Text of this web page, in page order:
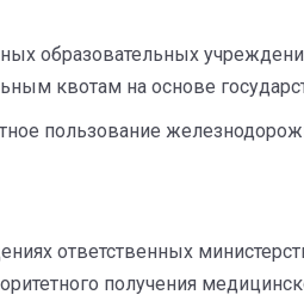
образовательных
квотам на основе
пользование
ответственных
получения